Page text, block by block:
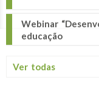
Webinar
educação
Ver todas